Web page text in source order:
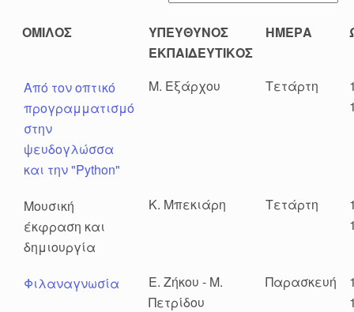
ΟΜΙΛΟΣ
ΥΠΕΥΘΥΝΟΣ
ΕΚΠΑΙΔΕΥΤΙΚΟΣ
ΗΜΕΡΑ
Από τον οπτικό
προγραμματισμό
στην
ψευδογλώσσα
και την "Python"
Μ. Εξάρχου Τετάρτη
Μουσική
έκφραση και
δημιουργία
Κ. Μπεκιάρη Τετάρτη
Φιλαναγνωσία
Ε. Ζήκου - Μ.
Πετρίδου
Παρασκευή